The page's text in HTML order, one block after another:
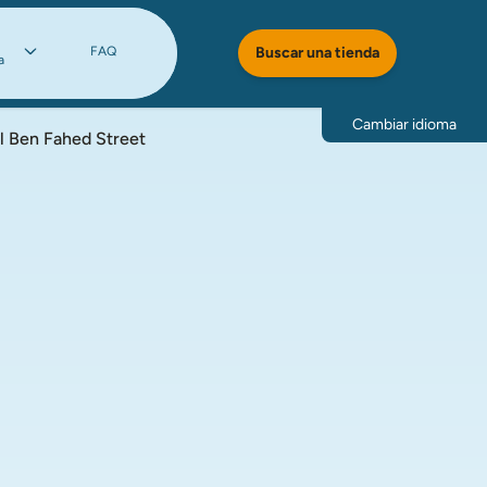
FAQ Buscar una tienda
Cambiar idioma
Ben Fahed Street